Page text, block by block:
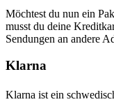
Möchtest du nun ein
musst du deine
Sendungen an andere
Klarna
Klarna ist ein